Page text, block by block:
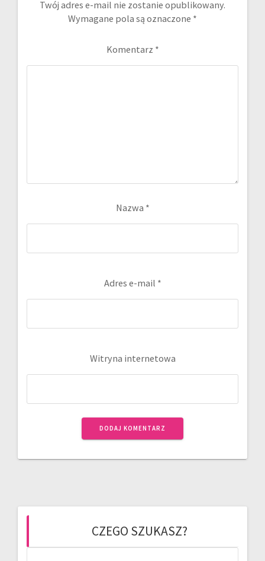
Twój adres e-mail nie zostanie opublikowany.
Wymagane pola są oznaczone *
Komentarz *
Nazwa *
Adres e-mail *
Witryna internetowa
CZEGO SZUKASZ?